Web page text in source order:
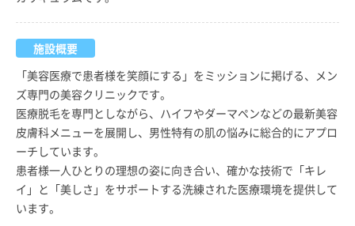
施設概要
「美容医療で患者様を笑顔にする」をミッションに掲げる、メン
ズ専門の美容クリニックです。
医療脱毛を専門としながら、ハイフやダーマペンなどの最新美容
皮膚科メニューを展開し、男性特有の肌の悩みに総合的にアプロ
ーチしています。
患者様一人ひとりの理想の姿に向き合い、確かな技術で「キレ
イ」と「美しさ」をサポートする洗練された医療環境を提供して
います。